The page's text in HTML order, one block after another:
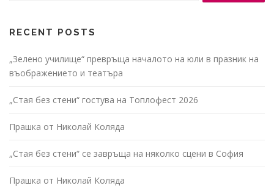
RECENT POSTS
„Зелено училище“ превръща началото на юли в празник на
въображението и театъра
„Стая без стени“ гостува на Топлофест 2026
Прашка от Николай Коляда
„Стая без стени“ се завръща на няколко сцени в София
Прашка от Николай Коляда